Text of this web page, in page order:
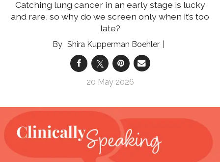
Catching lung cancer in an early stage is lucky
and rare, so why do we screen only when it’s too
late?
Shira Kupperman Boehler
20 May 2026